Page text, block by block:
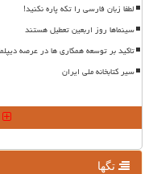
لطفا زبان فارسی را تکه پاره نکنید!
سینماها روز اربعین تعطیل هستند
تاکید بر توسعه همکاری ها در عرصه
سیر کتابخانه ملی ایران
تگها